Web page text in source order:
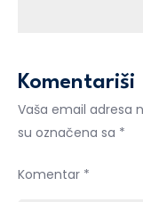
Komentariši
Vaša email adresa
su označena sa *
Komentar *